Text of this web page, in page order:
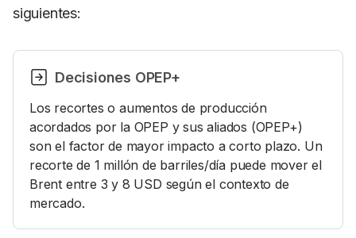
siguientes:
Decisiones OPEP+
Los recortes o aumentos de producción
acordados por la OPEP y sus aliados (OPEP+)
son el factor de mayor impacto a corto plazo. Un
recorte de 1 millón de barriles/día puede mover el
Brent entre 3 y 8 USD según el contexto de
mercado.